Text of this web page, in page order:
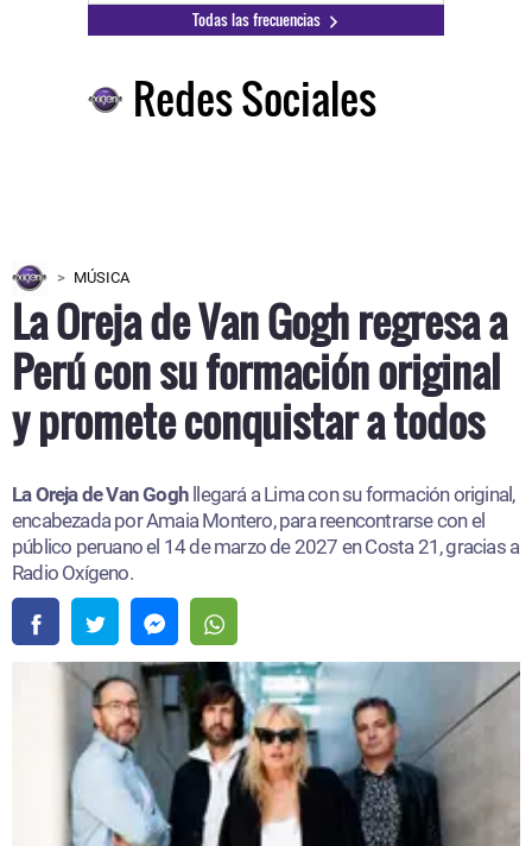
Todas las frecuencias
Redes Sociales
MÚSICA
La Oreja de Van Gogh regresa a
Perú con su formación original
y promete conquistar a todos
La Oreja de Van Gogh llegará a Lima con su formación original,
encabezada por Amaia Montero, para reencontrarse con el
público peruano el 14 de marzo de 2027 en Costa 21, gracias a
Radio Oxígeno.